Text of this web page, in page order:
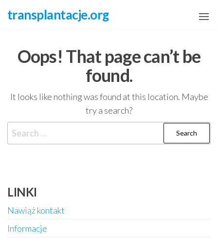
transplantacje.org
Oops! That page can’t be
found.
It looks like nothing was found at this location. Maybe
try a search?
for:
LINKI
Nawiąż kontakt
Informacje